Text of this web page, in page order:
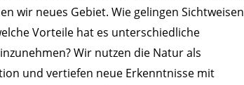
wir neues Gebiet. Wie gelingen Sichtweisen
Vorteile hat es unterschiedliche
Wir nutzen die Natur als
und vertiefen neue Erkenntnisse mit